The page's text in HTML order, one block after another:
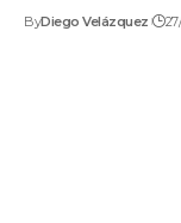
ByDiego Velázquez